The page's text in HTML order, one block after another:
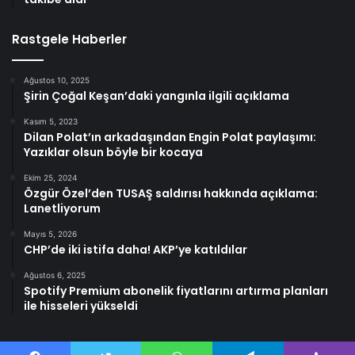
Rastgele Haberler
Ağustos 10, 2025
Şirin Çoğal Keşan’daki yangınla ilgili açıklama
Kasım 5, 2023
Dilan Polat’ın arkadaşından Engin Polat paylaşımı:
Yazıklar olsun böyle bir kocaya
Ekim 25, 2024
Özgür Özel’den TUSAŞ saldırısı hakkında açıklama:
Lanetliyorum
Mayıs 5, 2026
CHP’de iki istifa daha! AKP’ye katıldılar
Ağustos 6, 2025
Spotify Premium abonelik fiyatlarını artırma planları
ile hisseleri yükseldi